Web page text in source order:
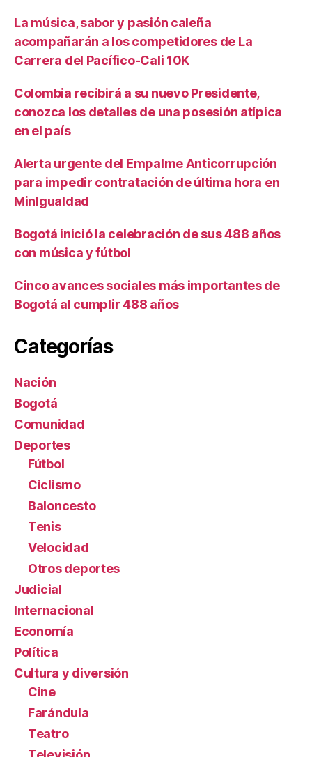
La música, sabor y pasión caleña
acompañarán a los competidores de La
Carrera del Pacífico-Cali 10K
Colombia recibirá a su nuevo Presidente,
conozca los detalles de una posesión atípica
en el país
Alerta urgente del Empalme Anticorrupción
para impedir contratación de última hora en
MinIgualdad
Bogotá inició la celebración de sus 488 años
con música y fútbol
Cinco avances sociales más importantes de
Bogotá al cumplir 488 años
Categorías
Nación
Bogotá
Comunidad
Deportes
Fútbol
Ciclismo
Baloncesto
Tenis
Velocidad
Otros deportes
Judicial
Internacional
Economía
Política
Cultura y diversión
Cine
Farándula
Teatro